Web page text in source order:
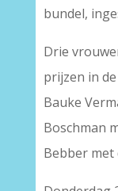
bundel,
Drie
prijzen in de
Bauke
Boschman
Bebber met